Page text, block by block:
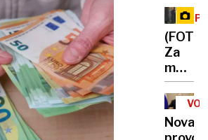
(FOTO)
Za
v
dan
Nova